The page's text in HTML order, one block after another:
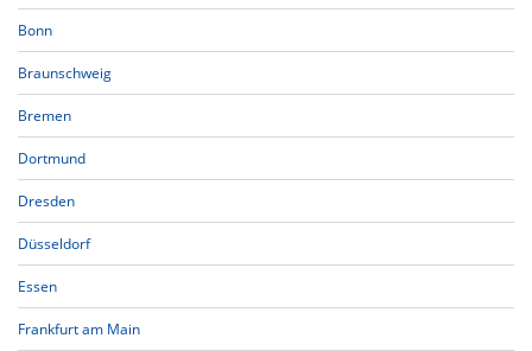
Bonn
Braunschweig
Bremen
Dortmund
Dresden
Düsseldorf
Essen
Frankfurt am Main